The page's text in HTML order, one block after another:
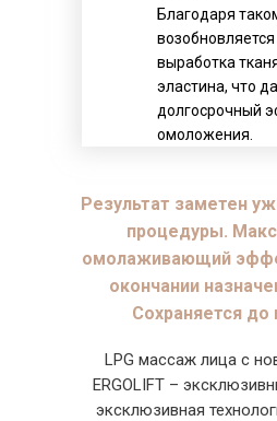
LPG массаж лица c
ERGOLIFT –
эксклюзивная
Результат заметен
процедуры.
омолаживающий
окончании
Сохраняется до
Благодаря
выработка
эластина, что
долгосрочный
омоложения.